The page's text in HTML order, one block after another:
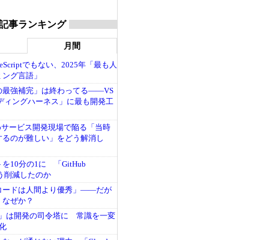
事ランキング
月間
でもない、2025年「最も人
グ言語」
最強補完」は終わってる――VS
ィングハーネス」に最も開発工
サービス開発現場で陥る「当時
のが難しい」をどう解消し
を10分の1に 「GitHub
削減したのか
ードは人間より優秀」――だが
ぜか？
」は開発の司令塔に 常識を一変